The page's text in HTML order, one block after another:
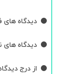
دیدگاه های
دیدگاه های
از درج